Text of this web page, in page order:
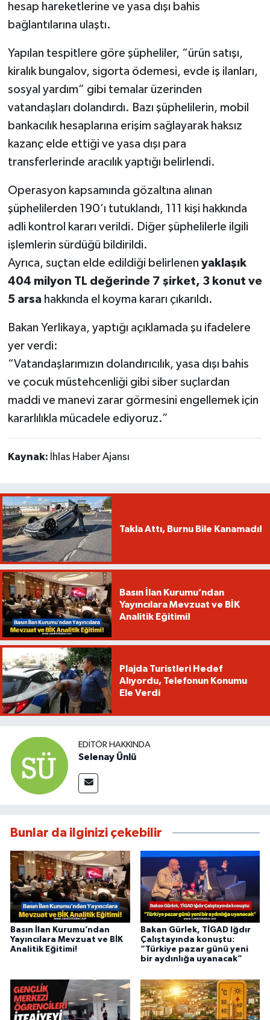
hesap hareketlerine ve yasa dışı bahis
bağlantılarına ulaştı.
Yapılan tespitlere göre şüpheliler, “ürün satışı,
kiralık bungalov, sigorta ödemesi, evde iş ilanları,
sosyal yardım” gibi temalar üzerinden
vatandaşları dolandırdı. Bazı şüphelilerin, mobil
bankacılık hesaplarına erişim sağlayarak haksız
kazanç elde ettiği ve yasa dışı para
transferlerinde aracılık yaptığı belirlendi.
Operasyon kapsamında gözaltına alınan
şüphelilerden 190’ı tutuklandı, 111 kişi hakkında
adli kontrol kararı verildi. Diğer şüphelilerle ilgili
işlemlerin sürdüğü bildirildi.
Ayrıca, suçtan elde edildiği belirlenen yaklaşık
404 milyon TL değerinde 7 şirket, 3 konut ve
5 arsahakkında el koyma kararı çıkarıldı.
Bakan Yerlikaya, yaptığı açıklamada şu ifadelere
yer verdi:
“Vatandaşlarımızın dolandırıcılık, yasa dışı bahis
ve çocuk müstehcenliği gibi siber suçlardan
maddi ve manevi zarar görmesini engellemek için
kararlılıkla mücadele ediyoruz.”
Kaynak: İhlas Haber Ajansı
Takla Attı, Burnu Bile Kanamadı!
Basın İlan Kurumu’ndan
Yayıncılara Mevzuat ve BİK
Analitik Eğitimi!
Plajda Turistleri Hedef
Alıyordu, Telefonun Konumu
Ele Verdi
EDITÖR HAKKINDA
Selenay Ünlü
Bunlar da ilginizi çekebilir
Basın İlan Kurumu’ndan
Yayıncılara Mevzuat ve BİK
Analitik Eğitimi!
Bakan Gürlek, TİGAD Iğdır
Çalıştayında konuştu:
“Türkiye pazar günü yeni
bir aydınlığa uyanacak”